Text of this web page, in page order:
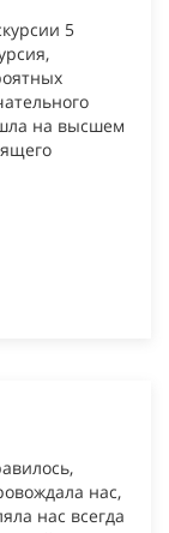
5
на высшем
нас,
нас всегда